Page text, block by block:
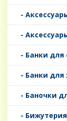
-
-
- Банки для
- Банки для
- Баночки
- Бижутерия